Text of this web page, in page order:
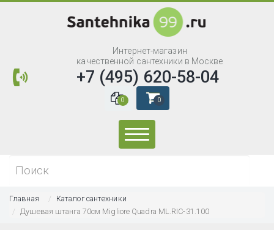
Интернет-магазин
качественной сантехники в Москве
+7 (495) 620-58-04
0 0
Главная
Каталог сантехники
Душевая штанга 70см Migliore Quadra ML.RIC-31.100